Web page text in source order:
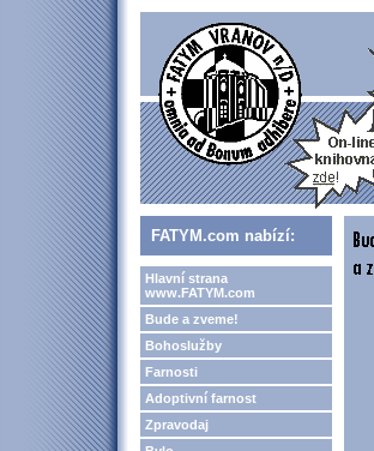
FATYM.com nabízí:
Hlavní strana
www.FATYM.com
Bude a zveme!
Bohoslužby
Farnosti
Adoptivní farnost
Zpravodaj